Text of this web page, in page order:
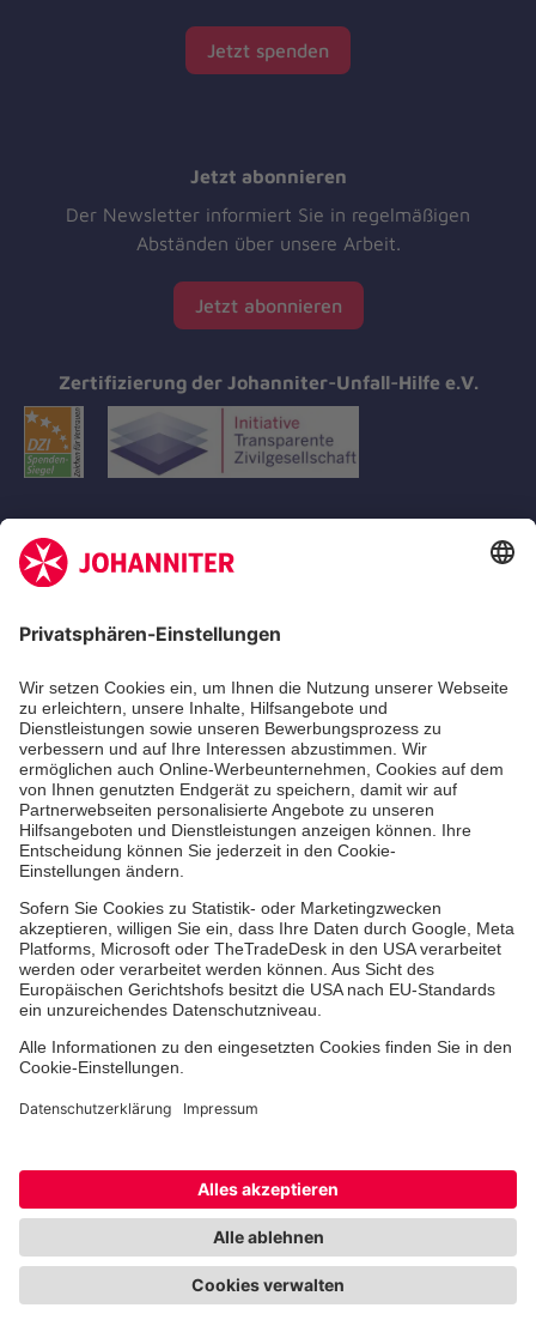
Jetzt spenden
Jetzt abonnieren
Der Newsletter informiert Sie in regelmäßigen
Abständen über unsere Arbeit.
Jetzt abonnieren
Zertifizierung der Johanniter-Unfall-Hilfe e.V.
Erste-Hilfe-Kurse
Jobs
Ehrenamt
Freiwilligendienst
Johanniter-Jugend
Spendenprojekte
Kindertagesstätten
Einrichtungen
Cookie-Einstellungen Datenschutz Barrierefreiheit
Impressum Kontakt Widerruf